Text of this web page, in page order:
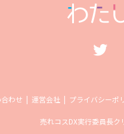
わせ 運営会社 プライバシーポ
売れコスDX実行委員長ク